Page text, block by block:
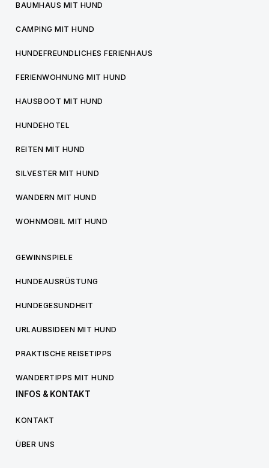
BAUMHAUS MIT HUND
CAMPING MIT HUND
HUNDEFREUNDLICHES FERIENHAUS
FERIENWOHNUNG MIT HUND
HAUSBOOT MIT HUND
HUNDEHOTEL
REITEN MIT HUND
SILVESTER MIT HUND
WANDERN MIT HUND
WOHNMOBIL MIT HUND
GEWINNSPIELE
HUNDEAUSRÜSTUNG
HUNDEGESUNDHEIT
URLAUBSIDEEN MIT HUND
PRAKTISCHE REISETIPPS
WANDERTIPPS MIT HUND
INFOS & KONTAKT
KONTAKT
ÜBER UNS